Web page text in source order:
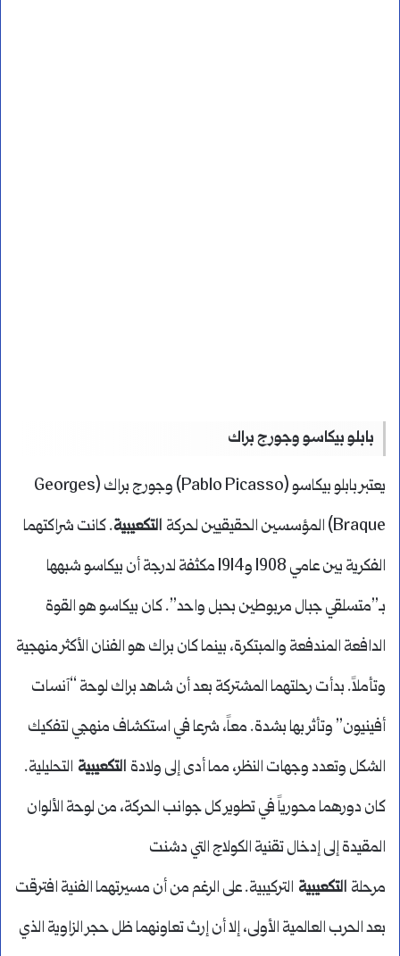
بابلو بيكاسو وجورج براك
يعتبر بابلو بيكاسو (Pablo Picasso) وجورج براك (Georges
Braque) المؤسسين الحقيقيين لحركة
التكعيبية. كانت شراكتهما
الفكرية بين عامي 1908 و1914 مكثفة لدرجة أن بيكاسو شبهها
بـ”متسلقي جبال مربوطين بحبل واحد”. كان بيكاسو هو القوة
الدافعة المندفعة والمبتكرة، بينما كان براك هو الفنان الأكثر منهجية
وتأملاً. بدأت رحلتهما المشتركة بعد أن شاهد براك لوحة “آنسات
أفينيون” وتأثر بها بشدة. معاً، شرعا في استكشاف منهجي لتفكيك
الشكل وتعدد وجهات النظر، مما أدى إلى ولادة التكعيبية التحليلية.
كان دورهما محورياً في تطوير كل جوانب الحركة، من لوحة الألوان
المقيدة إلى إدخال تقنية الكولاج التي دشنت
مرحلة التكعيبية التركيبية. على الرغم من أن مسيرتهما الفنية افترقت
بعد الحرب العالمية الأولى، إلا أن إرث تعاونهما ظل حجر الزاوية الذي